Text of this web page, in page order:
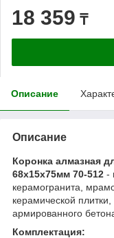
18 359 ₸
Описание
Описание
Коронка алмазная
68х15х75мм 70-512 -
керамогранита,
керамической
армированного
Комплектация: